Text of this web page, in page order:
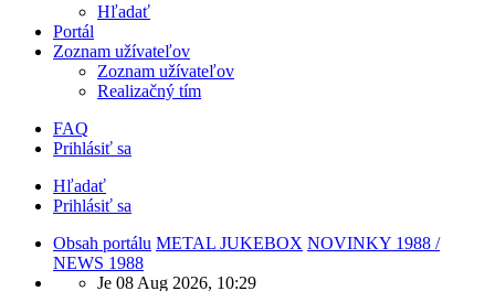
Hľadať
Portál
Zoznam užívateľov
Zoznam užívateľov
Realizačný tím
FAQ
Prihlásiť sa
Hľadať
Prihlásiť sa
Obsah portálu METAL JUKEBOX NOVINKY 1988 /
NEWS 1988
Je 08 Aug 2026, 10:29